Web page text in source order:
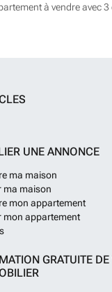
à vendre avec
UNE ANNONCE
ma maison
ma maison
mon appartement
mon appartement
GRATUITE